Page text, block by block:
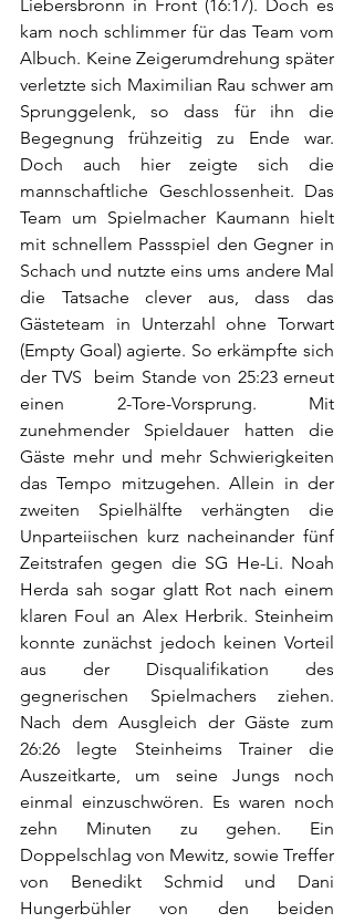
Liebersbronn in Front (16:17). Doch es
kam noch schlimmer für das Team vom
Albuch. Keine Zeigerumdrehung später
verletzte sich Maximilian Rau schwer am
Sprunggelenk, so dass für ihn die
Begegnung frühzeitig zu Ende war.
Doch auch hier zeigte sich die
mannschaftliche Geschlossenheit. Das
Team um Spielmacher Kaumann hielt
mit schnellem Passspiel den Gegner in
Schach und nutzte eins ums andere Mal
die Tatsache clever aus, dass das
Gästeteam in Unterzahl ohne Torwart
(Empty Goal) agierte. So erkämpfte sich
der TVS  beim Stande von 25:23 erneut
einen 2-Tore-Vorsprung. Mit
zunehmender Spieldauer hatten die
Gäste mehr und mehr Schwierigkeiten
das Tempo mitzugehen. Allein in der
zweiten Spielhälfte verhängten die
Unparteiischen kurz nacheinander fünf
Zeitstrafen gegen die SG He-Li. Noah
Herda sah sogar glatt Rot nach einem
klaren Foul an Alex Herbrik. Steinheim
konnte zunächst jedoch keinen Vorteil
aus der Disqualifikation des
gegnerischen Spielmachers ziehen.
Nach dem Ausgleich der Gäste zum
26:26 legte Steinheims Trainer die
Auszeitkarte, um seine Jungs noch
einmal einzuschwören. Es waren noch
zehn Minuten zu gehen. Ein
Doppelschlag von Mewitz, sowie Treffer
von Benedikt Schmid und Dani
Hungerbühler von den beiden